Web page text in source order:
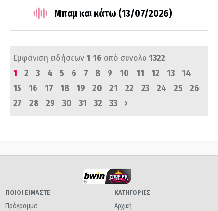
Μπαμ και κάτω (13/07/2026)
Εμφάνιση ειδήσεων1-16 από σύνολο 1322
1
2 3 4 5 6 7 8 9 10 11 12 13
14
15
16 17 18 19 20 21 22 23 24 25
26
27
28 29 30 31 32 33 ›
ΠΟΙΟΙ ΕΙΜΑΣΤΕ
Πρόγραμμα
ΚΑΤΗΓΟΡΙΕΣ
Αρχική